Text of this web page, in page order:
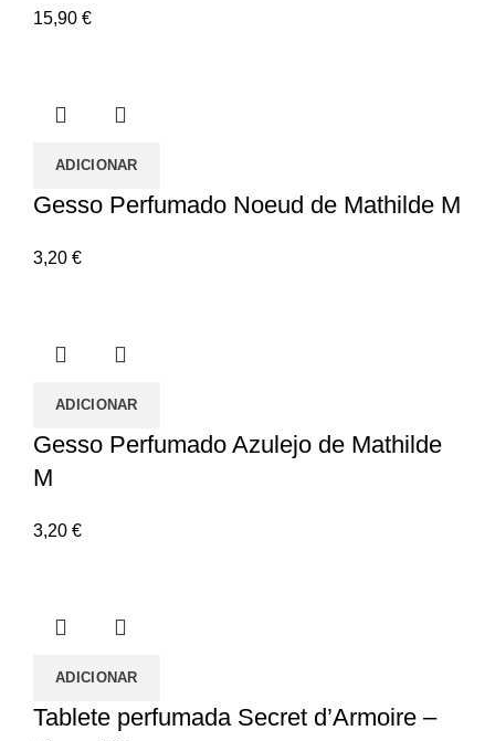
15,90 €
ADICIONAR
Gesso Perfumado Noeud de Mathilde M
3,20 €
ADICIONAR
Gesso Perfumado Azulejo de Mathilde
M
3,20 €
ADICIONAR
Tablete perfumada Secret d’Armoire –